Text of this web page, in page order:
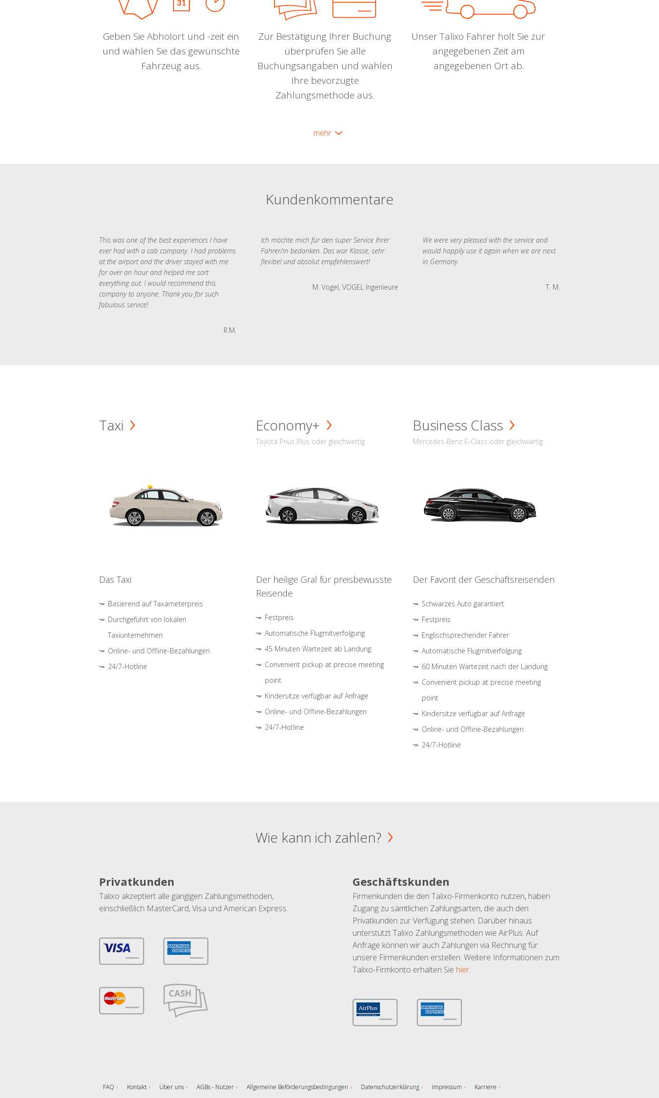
Geben Sie Abholort und -zeit ein
und wählen Sie das gewünschte
Fahrzeug aus.
Zur Bestätigung Ihrer Buchung
überprüfen Sie alle
Buchungsangaben und wählen
Ihre bevorzugte
Zahlungsmethode aus.
Unser Talixo Fahrer holt Sie zur
angegebenen Zeit am
angegebenen Ort ab.
mehr
Kundenkommentare
This was one of the best experiences I have
ever had with a cab company. I had problems
at the airport and the driver stayed with me
for over an hour and helped me sort
everything out. I would recommend this
company to anyone. Thank you for such
fabulous service!
R.M.
Ich möchte mich für den super Service Ihrer
Fahrer/in bedanken. Das war Klasse, sehr
flexibel und absolut empfehlenswert!
M. Vogel, VOGEL Ingenieure
We were very pleased with the service and
would happily use it again when we are next
in Germany.
T. M.
Taxi
Das Taxi
Basierend auf Taxameterpreis
Durchgeführt von lokalen
Taxiunternehmen
Online- und Offline-Bezahlungen
24/7-Hotline
Economy+
Toyota Prius Plus oder gleichwertig
Der heilige Gral für preisbewusste
Reisende
Festpreis
Automatische Flugmitverfolgung
45 Minuten Wartezeit ab Landung
Convenient pickup at precise meeting
point
Kindersitze verfügbar auf Anfrage
Online- und Offline-Bezahlungen
24/7-Hotline
Business Class
Mercedes-Benz E-Class oder gleichwärtig
Der Favorit der Geschäftsreisenden
Schwarzes Auto garantiert
Festpreis
Englischsprechender Fahrer
Automatische Flugmitverfolgung
60 Minuten Wartezeit nach der Landung
Convenient pickup at precise meeting
point
Kindersitze verfügbar auf Anfrage
Online- und Offline-Bezahlungen
24/7-Hotline
Wie kann ich zahlen?
Privatkunden
Talixo akzeptiert alle gängigen Zahlungsmethoden,
einschließlich MasterCard, Visa und American Express.
Geschäftskunden
Firmenkunden die den Talixo-Firmenkonto nutzen, haben
Zugang zu sämtlichen Zahlungsarten, die auch den
Privatkunden zur Verfügung stehen. Darüber hinaus
unterstützt Talixo Zahlungsmethoden wie AirPlus. Auf
Anfrage können wir auch Zahlungen via Rechnung für
unsere Firmenkunden erstellen. Weitere Informationen zum
Talixo-Firmkonto erhalten Sie hier.
FAQ Kontakt Über uns AGBs - Nutzer Allgemeine Beförderungsbedingungen Datenschutzerklärung Impressum Karriere